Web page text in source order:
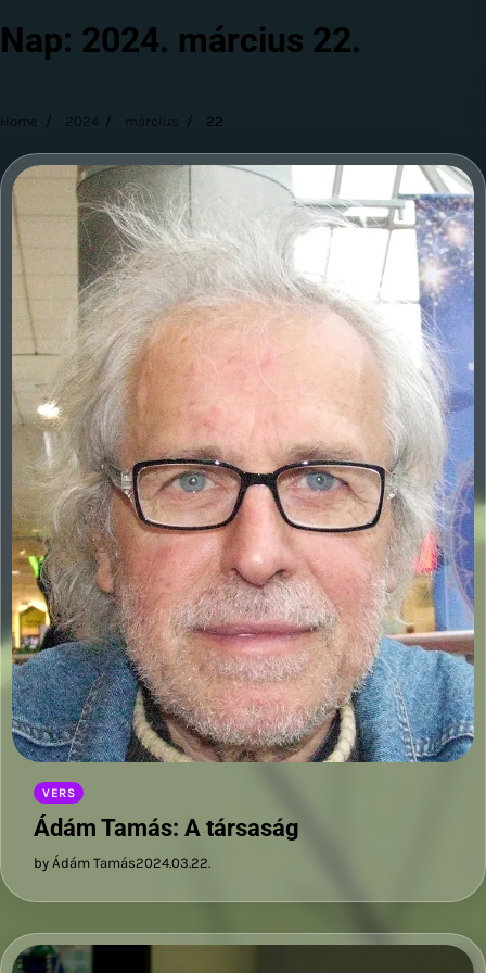
Nap: 2024. március 22.
Home 2024 március 22
VERS
Ádám Tamás: A társaság
by Ádám Tamás2024.03.22.